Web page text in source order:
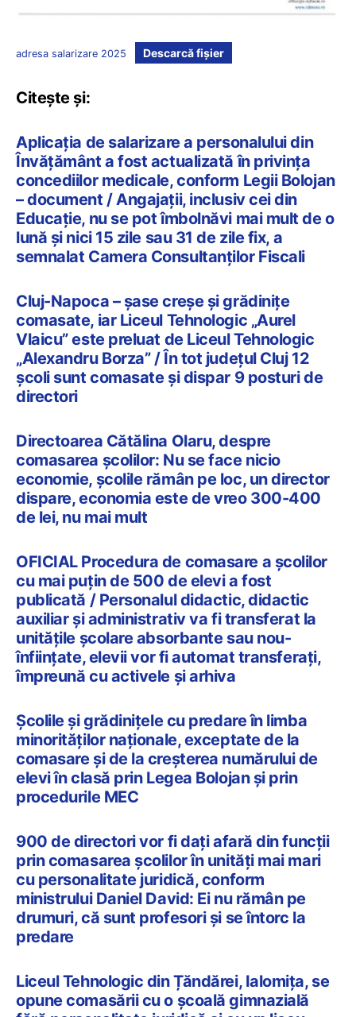
adresa salarizare 2025 Descarcă fișier
Citește și:
Aplicația de salarizare a personalului din
Învățământ a fost actualizată în privința
concediilor medicale, conform Legii Bolojan
– document / Angajații, inclusiv cei din
Educație, nu se pot îmbolnăvi mai mult de o
lună și nici 15 zile sau 31 de zile fix, a
semnalat Camera Consultanților Fiscali
Cluj-Napoca – șase creșe și grădinițe
comasate, iar Liceul Tehnologic „Aurel
Vlaicu” este preluat de Liceul Tehnologic
„Alexandru Borza” / În tot județul Cluj 12
școli sunt comasate și dispar 9 posturi de
directori
Directoarea Cătălina Olaru, despre
comasarea școlilor: Nu se face nicio
economie, şcolile rămân pe loc, un director
dispare, economia este de vreo 300-400
de lei, nu mai mult
OFICIAL Procedura de comasare a școlilor
cu mai puțin de 500 de elevi a fost
publicată / Personalul didactic, didactic
auxiliar și administrativ va fi transferat la
unitățile școlare absorbante sau nou-
înființate, elevii vor fi automat transferați,
împreună cu activele și arhiva
Școlile și grădinițele cu predare în limba
minorităților naționale, exceptate de la
comasare și de la creșterea numărului de
elevi în clasă prin Legea Bolojan și prin
procedurile MEC
900 de directori vor fi dați afară din funcții
prin comasarea școlilor în unități mai mari
cu personalitate juridică, conform
ministrului Daniel David: Ei nu rămân pe
drumuri, că sunt profesori și se întorc la
predare
Liceul Tehnologic din Țăndărei, Ialomița, se
opune comasării cu o școală gimnazială